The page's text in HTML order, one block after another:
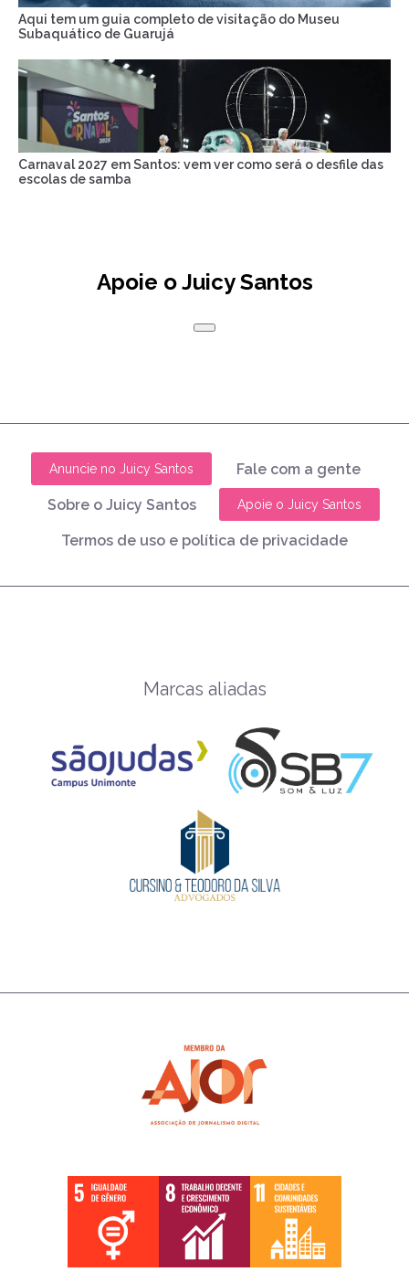
Aqui tem um guia completo de visitação do Museu
Subaquático de Guarujá
Carnaval 2027 em Santos: vem ver como será o desfile das
escolas de samba
Apoie o Juicy Santos
Anuncie no Juicy Santos Fale com a gente
Sobre o Juicy Santos Apoie o Juicy Santos
Termos de uso e política de privacidade
Marcas aliadas